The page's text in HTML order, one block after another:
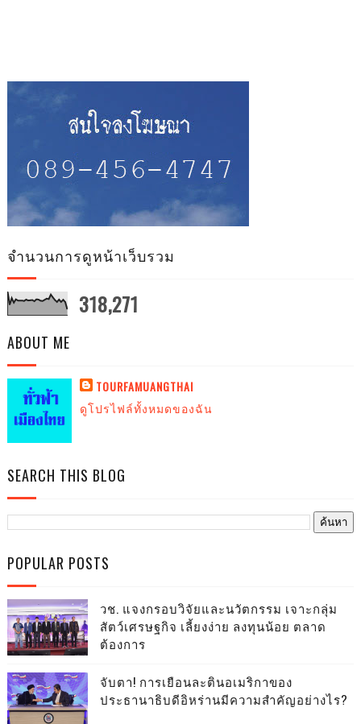
จำนวนการดูหน้าเว็บรวม
318,271
ABOUT ME
TOURFAMUANGTHAI
ดูโปรไฟล์ทั้งหมดของฉัน
SEARCH THIS BLOG
POPULAR POSTS
วช. แจงกรอบวิจัยและนวัตกรรม เจาะกลุ่ม
สัตว์เศรษฐกิจ เลี้ยงง่าย ลงทุนน้อย ตลาด
ต้องการ
จับตา! การเยือนละตินอเมริกาของ
ประธานาธิบดีอิหร่านมีความสำคัญอย่างไร?